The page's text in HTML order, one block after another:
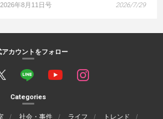
年8月11日号 2026/7/29
アカウントをフォロー
Categories
社会・事件 ライフ
トレンド